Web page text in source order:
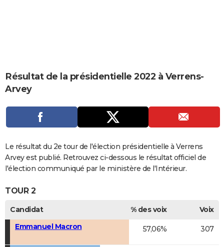
CARTE DE VOEUX
Carte de Noël
Carte Bonne année
Carte Saint-Valentin
Carte Pâques
Carte d'anniversaire
DICTIONNAIRE
Dictionnaire
Biographies
Expressions
Proverbes
PROGRAMME TV
S'inscrire
Se connecter
Lycées
Collèges
Primaires
Universités
Entreprises
Service militaire
Avis de recherche
AVIS DE DÉCÈS
Bricolage
Lifestyle
Culture
Sport
Auto
Television
Voyage
Cinema
Résultat de la présidentielle 2022 à Verrens-
Arvey
Le résultat du 2e tour de l'élection présidentielle à Verrens
Arvey est publié. Retrouvez ci-dessous le résultat officiel de
l'élection communiqué par le ministère de l'Intérieur.
TOUR 2
Candidat % des voix
Voix
Emmanuel Macron
57,06% 307